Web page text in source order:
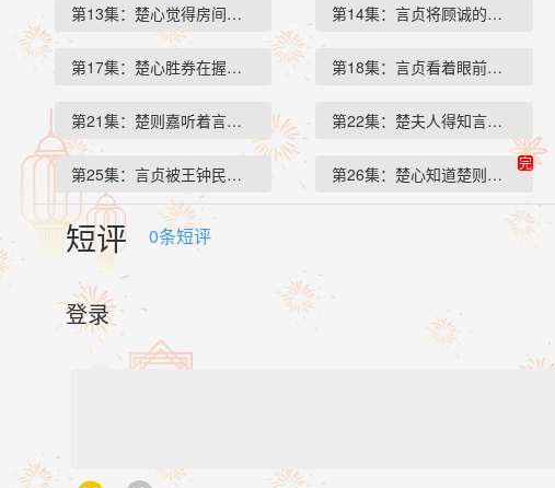
第13集：楚心觉得房间里的那个… 第14集：言贞将顾诚的生日、门…
第17集：楚心胜券在握在说出红… 第18集：言贞看着眼前的美景，…
第21集：楚则嘉听着言贞的控诉… 第22集：楚夫人得知言贞是吴文…
第25集：言贞被王钟民和马军抓… 第26集：楚心知道楚则嘉还活着…
完
短评 0条短评
登录